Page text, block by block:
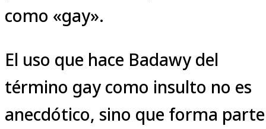
como «gay».
El uso que hace Badawy del
término gay como insulto no es
anecdótico, sino que forma parte